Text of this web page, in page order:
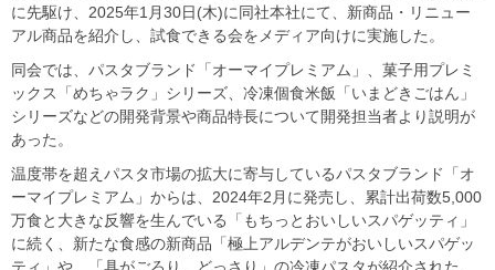
に先駆け、2025年1月30日(木)に同社本社にて、新商品・リニュー
アル商品を紹介し、試食できる会をメディア向けに実施した。
同会では、パスタブランド「オーマイプレミアム」、菓子用プレミ
ックス「めちゃラク」シリーズ、冷凍個食米飯「いまどきごはん」
シリーズなどの開発背景や商品特長について開発担当者より説明が
あった。
温度帯を超えパスタ市場の拡大に寄与しているパスタブランド「オ
ーマイプレミアム」からは、2024年2月に発売し、累計出荷数5,000
万食と大きな反響を生んでいる「もちっとおいしいスパゲッティ」
に続く、新たな食感の新商品「極上アルデンテがおいしいスパゲッ